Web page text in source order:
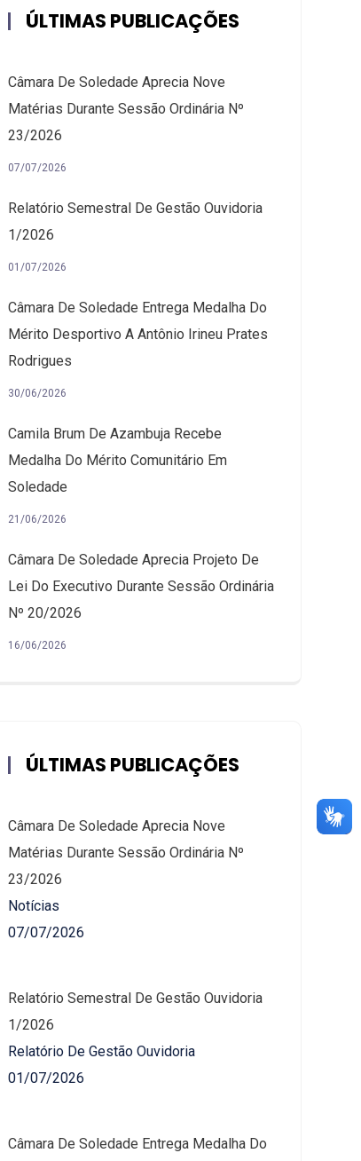
ÚLTIMAS PUBLICAÇÕES
Câmara De Soledade Aprecia Nove
Matérias Durante Sessão Ordinária Nº
23/2026
07/07/2026
Relatório Semestral De Gestão Ouvidoria
1/2026
01/07/2026
Câmara De Soledade Entrega Medalha Do
Mérito Desportivo A Antônio Irineu Prates
Rodrigues
30/06/2026
Camila Brum De Azambuja Recebe
Medalha Do Mérito Comunitário Em
Soledade
21/06/2026
Câmara De Soledade Aprecia Projeto De
Lei Do Executivo Durante Sessão Ordinária
Nº 20/2026
16/06/2026
ÚLTIMAS PUBLICAÇÕES
Câmara De Soledade Aprecia Nove
Matérias Durante Sessão Ordinária Nº
23/2026
Notícias
07/07/2026
Relatório Semestral De Gestão Ouvidoria
1/2026
Relatório De Gestão Ouvidoria
01/07/2026
Câmara De Soledade Entrega Medalha Do